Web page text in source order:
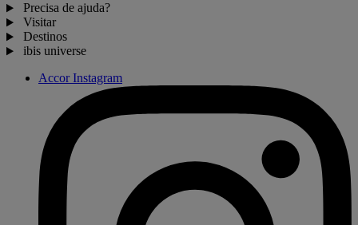
Precisa de ajuda?
Visitar
Destinos
ibis universe
Accor Instagram